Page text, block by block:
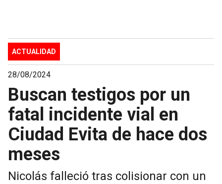
ACTUALIDAD
28/08/2024
Buscan testigos por un
fatal incidente vial en
Ciudad Evita de hace dos
meses
Nicolás falleció tras colisionar con un